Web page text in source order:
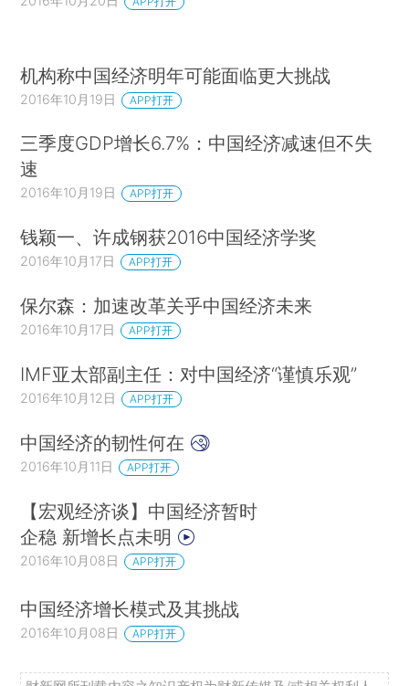
机构称中国经济明年可能面临更大挑战
2016年10月19日 APP打开
三季度GDP增长6.7%：中国经济减速但不失
速
2016年10月19日 APP打开
钱颖一、许成钢获2016中国经济学奖
2016年10月17日 APP打开
保尔森：加速改革关乎中国经济未来
2016年10月17日 APP打开
IMF亚太部副主任：对中国经济“谨慎乐观”
2016年10月12日 APP打开
中国经济的韧性何在
2016年10月11日 APP打开
【宏观经济谈】中国经济暂时
企稳 新增长点未明
2016年10月08日 APP打开
中国经济增长模式及其挑战
2016年10月08日 APP打开